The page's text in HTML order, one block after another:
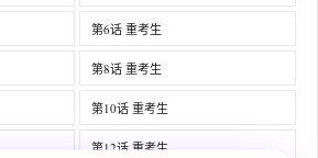
第6话 重考生
第8话 重考生
第10话 重考生
第12话 重考生